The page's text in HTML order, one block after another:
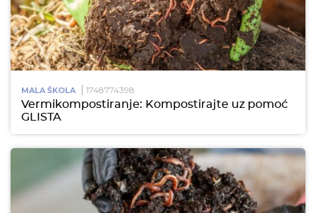
MALA ŠKOLA 1748774398
Vermikompostiranje: Kompostirajte uz pomoć
GLISTA